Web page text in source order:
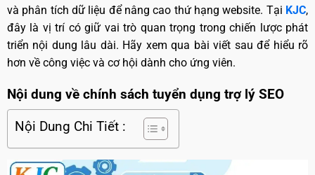
và phân tích dữ liệu để nâng cao thứ hạng website. Tại KJC,
đây là vị trí có giữ vai trò quan trọng trong chiến lược phát
triển nội dung lâu dài. Hãy xem qua bài viết sau để hiểu rõ
hơn về công việc và cơ hội dành cho ứng viên.
Nội dung về chính sách tuyển dụng trợ lý SEO
Nội Dung Chi Tiết :